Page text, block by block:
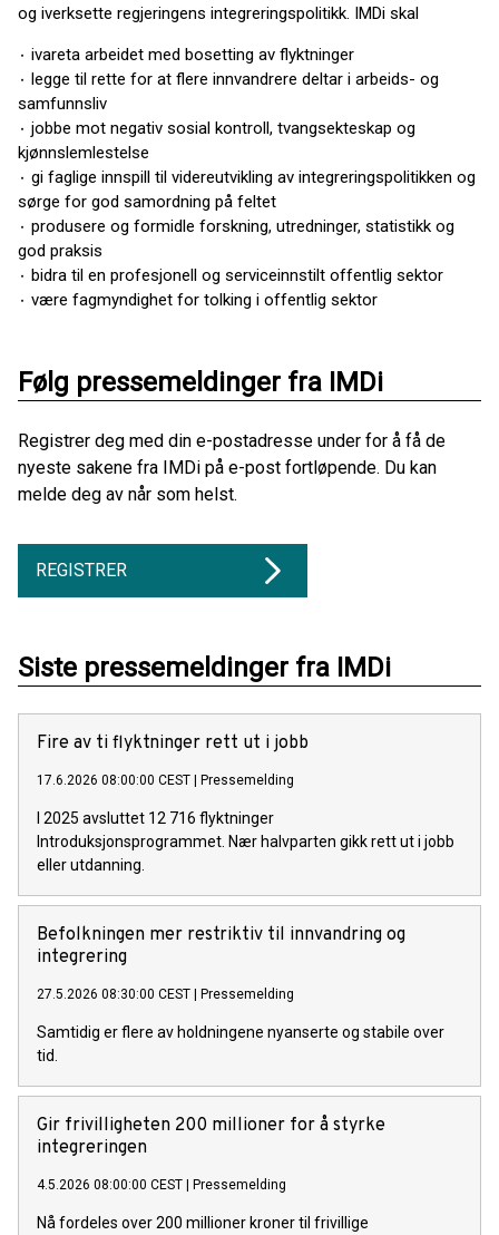
og iverksette regjeringens integreringspolitikk. IMDi skal
۰ ivareta arbeidet med bosetting av flyktninger
۰ legge til rette for at flere innvandrere deltar i arbeids- og
samfunnsliv
۰ jobbe mot negativ sosial kontroll, tvangsekteskap og
kjønnslemlestelse
۰ gi faglige innspill til videreutvikling av integreringspolitikken og
sørge for god samordning på feltet
۰ produsere og formidle forskning, utredninger, statistikk og
god praksis
۰ bidra til en profesjonell og serviceinnstilt offentlig sektor
۰ være fagmyndighet for tolking i offentlig sektor
Følg pressemeldinger fra IMDi
Registrer deg med din e-postadresse under for å få de
nyeste sakene fra IMDi på e-post fortløpende. Du kan
melde deg av når som helst.
REGISTRER
Siste pressemeldinger fra IMDi
Fire av ti flyktninger rett ut i jobb
17.6.2026 08:00:00 CEST Pressemelding
I 2025 avsluttet 12 716 flyktninger
Introduksjonsprogrammet. Nær halvparten gikk rett ut i jobb
eller utdanning.
Befolkningen mer restriktiv til innvandring og
integrering
27.5.2026 08:30:00 CEST Pressemelding
Samtidig er flere av holdningene nyanserte og stabile over
tid.
Gir frivilligheten 200 millioner for å styrke
integreringen
4.5.2026 08:00:00 CEST Pressemelding
Nå fordeles over 200 millioner kroner til frivillige